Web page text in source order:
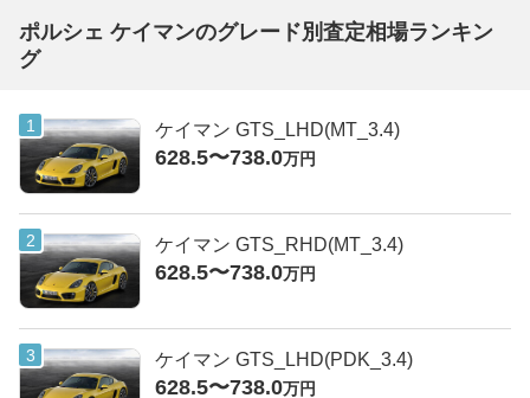
ポルシェ ケイマンのグレード別査定相場ランキン
グ
ケイマン GTS_LHD(MT_3.4)
628.5〜738.0万円
ケイマン GTS_RHD(MT_3.4)
628.5〜738.0万円
ケイマン GTS_LHD(PDK_3.4)
628.5〜738.0万円